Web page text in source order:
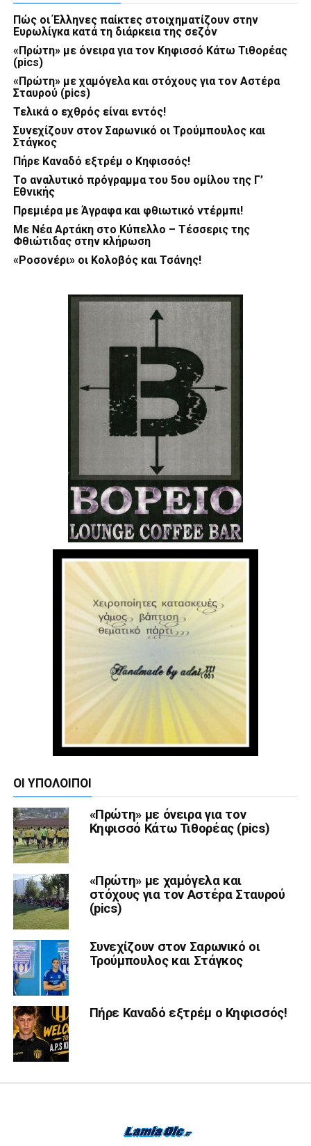
Πώς οι Έλληνες παίκτες στοιχηματίζουν στην
Ευρωλίγκα κατά τη διάρκεια της σεζόν
«Πρώτη» με όνειρα για τον Κηφισσό Κάτω Τιθορέας
(pics)
«Πρώτη» με χαμόγελα και στόχους για τον Αστέρα
Σταυρού (pics)
Τελικά ο εχθρός είναι εντός!
Συνεχίζουν στον Σαρωνικό οι Τρούμπουλος και
Στάγκος
Πήρε Καναδό εξτρέμ ο Κηφισσός!
Το αναλυτικό πρόγραμμα του 5ου ομίλου της Γ’
Εθνικής
Πρεμιέρα με Άγραφα και φθιωτικό ντέρμπι!
Με Νέα Αρτάκη στο Κύπελλο – Τέσσερις της
Φθιώτιδας στην κλήρωση
«Ροσονέρι» οι Κολοβός και Τσάνης!
ΟΙ ΥΠΌΛΟΙΠΟΙ
«Πρώτη» με όνειρα για τον
Κηφισσό Κάτω Τιθορέας (pics)
«Πρώτη» με χαμόγελα και
στόχους για τον Αστέρα Σταυρού
(pics)
Συνεχίζουν στον Σαρωνικό οι
Τρούμπουλος και Στάγκος
Πήρε Καναδό εξτρέμ ο Κηφισσός!